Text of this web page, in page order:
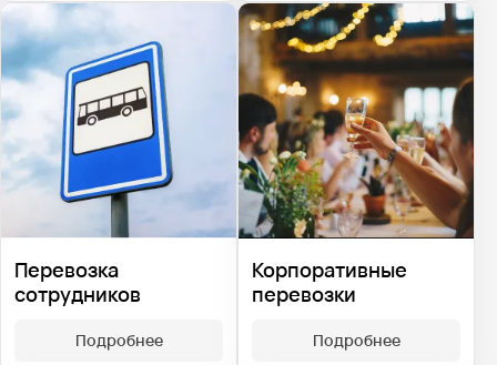
Перевозка
сотрудников
Подробнее
Корпоративные
перевозки
Подробнее